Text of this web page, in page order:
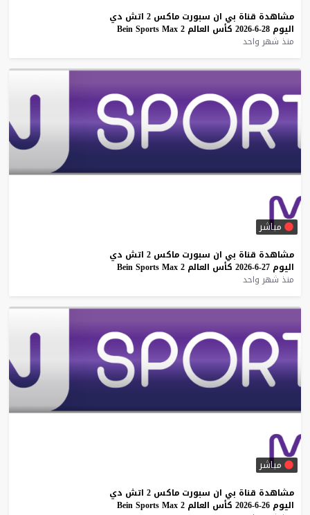
مشاهدة قناة بي ان سبورت ماكس 2 اتش دي
اليوم 28-6-2026 كأس العالم Bein Sports Max 2
منذ شهر واحد
مباشر
مشاهدة قناة بي ان سبورت ماكس 2 اتش دي
اليوم 27-6-2026 كأس العالم Bein Sports Max 2
منذ شهر واحد
مباشر
مشاهدة قناة بي ان سبورت ماكس 2 اتش دي
اليوم 26-6-2026 كأس العالم Bein Sports Max 2